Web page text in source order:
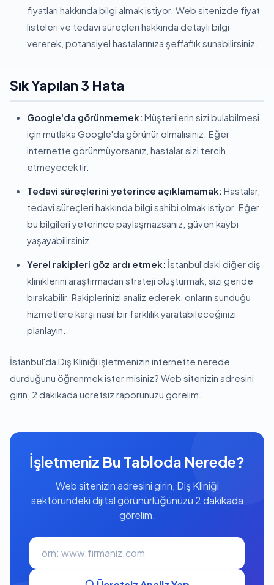
fiyatları hakkında bilgi almak istiyor. Web sitenizde fiyat
listeleri ve tedavi süreçleri hakkında detaylı bilgi
vererek, potansiyel hastalarınıza şeffaflık sunabilirsiniz.
Sık Yapılan 3 Hata
Google'da görünmemek: Müşterilerin sizi bulabilmesi
için mutlaka Google'da görünür olmalısınız. Eğer
internette görünmüyorsanız, hastalar sizi tercih
etmeyecektir.
Tedavi süreçlerini yeterince açıklamamak: Hastalar,
tedavi süreçleri hakkında bilgi sahibi olmak istiyor. Eğer
bu bilgileri yeterince paylaşmazsanız, güven kaybı
yaşayabilirsiniz.
Yerel rakipleri göz ardı etmek: İstanbul'daki diğer diş
kliniklerini araştırmadan strateji oluşturmak, sizi geride
bırakabilir. Rakiplerinizi analiz ederek, onların sunduğu
hizmetlere karşı nasıl bir farklılık yaratabileceğinizi
planlayın.
İstanbul'da Diş Kliniği işletmenizin internette nerede
durduğunu öğrenmek ister misiniz? Web sitenizin adresini
girin, 2 dakikada ücretsiz raporunuzu görelim.
İşletmeniz Bu Tabloda Nerede?
Web sitenizin adresini girin, Diş Kliniği
sektöründeki dijital görünürlüğünüzü 2 dakikada
görelim.